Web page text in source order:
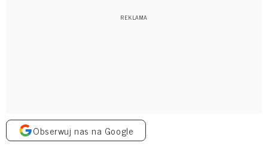
Obserwuj nas na Google